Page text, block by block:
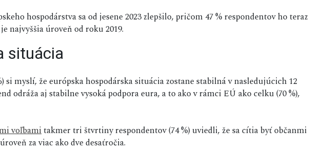
hospodárstva sa od jesene 2023 zlepšilo, pričom 47 % respondentov ho teraz
najvyššia úroveň od roku 2019.
situácia
si myslí, že európska hospodárska situácia zostane stabilná v nasledujúcich 12
odráža aj stabilne vysoká podpora eura, a to ako v rámci EÚ ako celku (70 %),
voľbamitakmer tri štvrtiny respondentov (74 %) uviedli, že sa cítia byť občanmi
za viac ako dve desaťročia.